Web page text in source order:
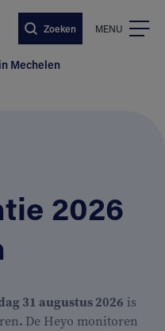
Zoeken MENU
Mechelen
2026
31 augustus 2026 is
. De Heyo monitoren